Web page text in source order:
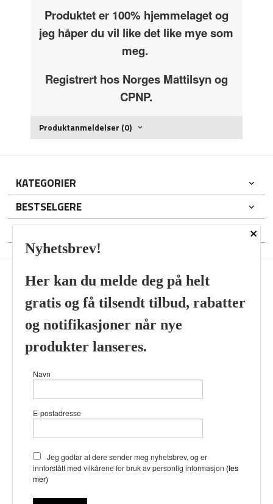
Produktet er 100% hjemmelaget og
jeg håper du vil like det like mye som
meg.
Registrert hos Norges Mattilsyn og
CPNP.
Produktanmeldelser (0)
KATEGORIER
BESTSELGERE
DIN KONTO
Frakt Kjøpsbetingelser
Sikkerhet og personvern
Nyhetsbrev
Viking’s Perfume House & Beard Co Fløenbakken 43 A 5009
Bergen Tlf.41696407- Foretaksregisteret 933905799
du får en bedre kjøpsopplevelse og
bruker cookies hovedsaklig til å
lagre innloggingsdetaljer og huske
hva du har puttet i handlekurven
din. Fortsett å bruke siden som
mer
×
Nyhetsbrev!
Her kan du melde deg på helt
gratis og få tilsendt tilbud, rabatter
og notifikasjoner når nye
produkter lanseres.
Navn
E-postadresse
Jeg godtar at dere sender meg nyhetsbrev, og er
innforstått med vilkårene for bruk av personlig informasjon (les
mer)